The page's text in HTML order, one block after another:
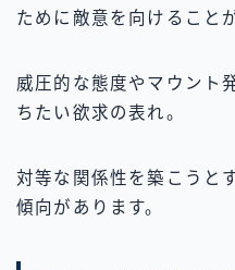
ために敵意を向けること
威圧的な態度やマウント
ちたい欲求の表れ。
対等な関係性を築こうと
傾向があります。